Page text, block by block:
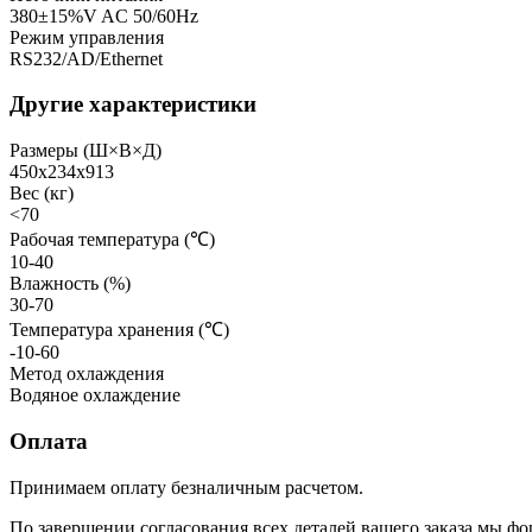
380±15%V AC 50/60Hz
Режим управления
RS232/AD/Ethernet
Другие характеристики
Размеры (Ш×В×Д)
450х234х913
Вес (кг)
<70
Рабочая температура (℃)
10-40
Влажность (%)
30-70
Температура хранения (℃)
-10-60
Метод охлаждения
Водяное охлаждение
Оплата
Принимаем оплату безналичным расчетом.
По завершении согласования всех деталей вашего заказа мы